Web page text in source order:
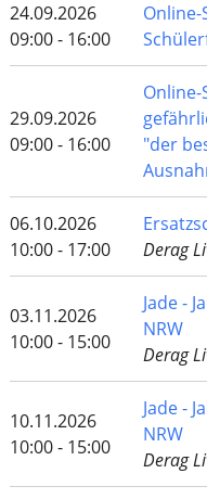
24.09.2026
09:00 - 16:00
29.09.2026
09:00 - 16:00
"der
06.10.2026
10:00 - 17:00
Derag
03.11.2026
10:00 - 15:00
Jade -
NRW
Derag
10.11.2026
10:00 - 15:00
Jade -
NRW
Derag